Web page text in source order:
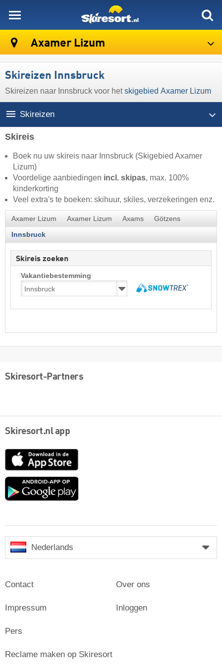
Axamer Lizum
Skireizen Innsbruck
Skireizen naar Innsbruck voor hetskigebied Axamer Lizum
Skireizen
Skireis
Boek nu uw skireis naar Innsbruck (Skigebied Axamer
Lizum)
Voordelige aanbiedingen incl. skipas, max. 100%
kinderkorting
Veel extra's te boeken: skihuur, skiles, verzekeringen enz.
Axamer Lizum Axamer Lizum Axams Götzens
Innsbruck
Skireis zoeken
Vakantiebestemming
Skiresort-Partners
Skiresort.nl app
App
Google
Nederlands
Contact
Impressum
Pers
Over ons
Inloggen
Reclame maken op Skiresort